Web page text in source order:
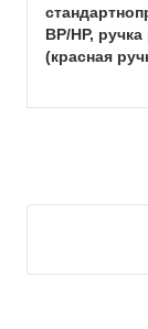
ВР/НР, ручка
(красная